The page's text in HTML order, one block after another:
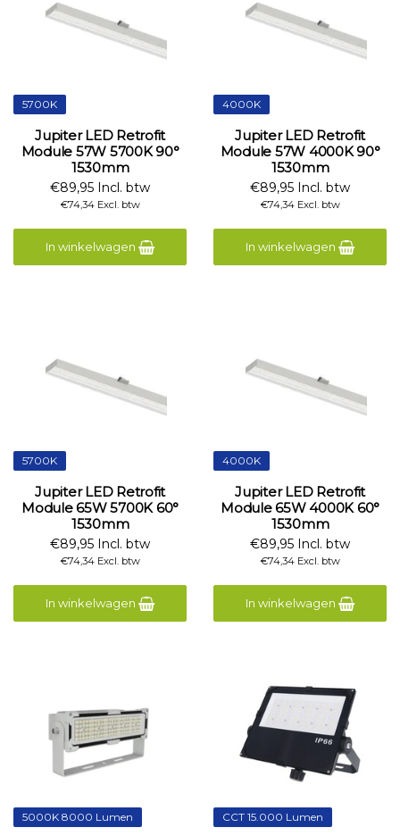
5700K
Jupiter LED Retrofit
Module 57W 5700K 90°
1530mm
€89,95 Incl. btw
€74,34 Excl. btw
In winkelwagen
4000K
Jupiter LED Retrofit
Module 57W 4000K 90°
1530mm
€89,95 Incl. btw
€74,34 Excl. btw
In winkelwagen
5700K
Jupiter LED Retrofit
Module 65W 5700K 60°
1530mm
€89,95 Incl. btw
€74,34 Excl. btw
In winkelwagen
4000K
Jupiter LED Retrofit
Module 65W 4000K 60°
1530mm
€89,95 Incl. btw
€74,34 Excl. btw
In winkelwagen
5000K 8000 Lumen CCT 15.000 Lumen